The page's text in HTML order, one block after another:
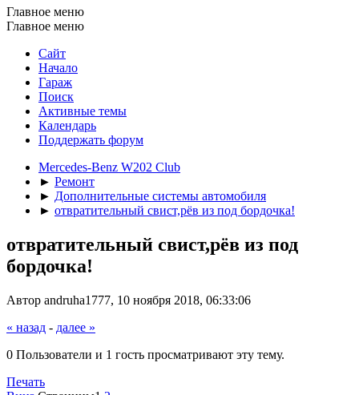
Главное меню
Главное меню
Сайт
Начало
Гараж
Поиск
Активные темы
Календарь
Поддержать форум
Mercedes-Benz W202 Club
► Ремонт
► Дополнительные системы автомобиля
► отвратительный свист,рёв из под бордочка!
отвратительный свист,рёв из под
бордочка!
Автор andruha1777, 10 ноября 2018, 06:33:06
« назад - далее »
0 Пользователи и 1 гость просматривают эту тему.
Печать